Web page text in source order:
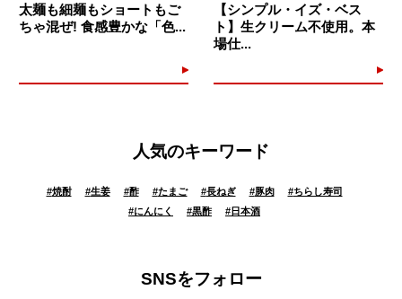
太麺も細麺もショートもご
ちゃ混ぜ! 食感豊かな「色...
【シンプル・イズ・ベス
ト】生クリーム不使用。本
場仕...
人気のキーワード
#焼酎 #生姜 #酢 #たまご #長ねぎ #豚肉 #ちらし寿司
#にんにく #黒酢 #日本酒
SNSをフォロー